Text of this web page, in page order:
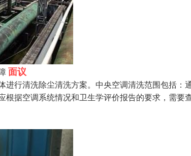
面议
进行清洗除尘清洗方案。中央空调清洗范围包括：
根据空调系统情况和卫生学评价报告的要求，需要